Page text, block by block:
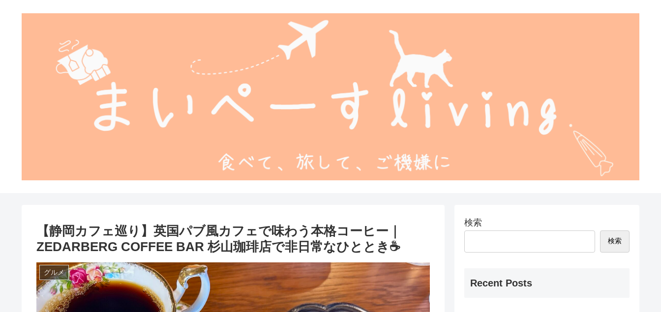
【静岡カフェ巡り】英国パブ風カフェで味わう本格コーヒー｜
ZEDARBERG COFFEE BAR 杉山珈琲店で非日常なひととき☕️
グルメ
検索
検索
Recent Posts